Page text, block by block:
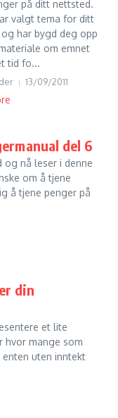
på ditt nettsted.
valgt tema for ditt
har bygd deg opp
om emnet
tid fo...
13/09/2011
del 6
og nå leser i denne
om å tjene
å tjene penger på
din
et lite
mange som
uten inntekt